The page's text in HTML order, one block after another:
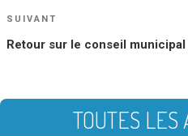
Article
SUIVANT
Retour sur le conseil
TOUTES LES